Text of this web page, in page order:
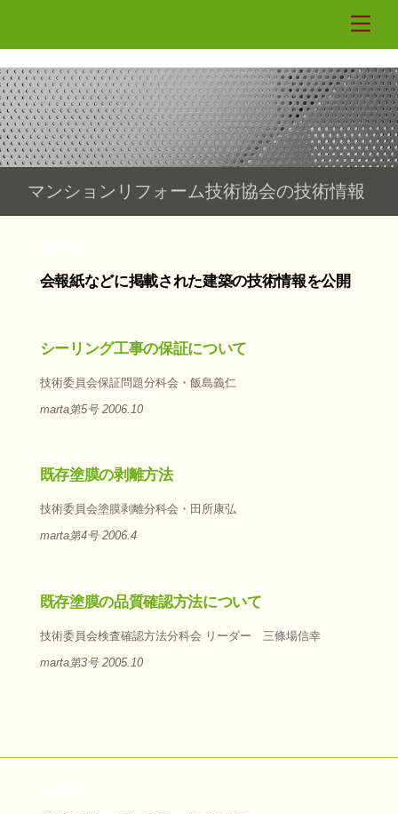
マンションリフォーム技術協会の技術情報
会報紙などに掲載された建築の技術情報を公開
シーリング工事の保証について
技術委員会保証問題分科会・飯島義仁
marta第5号 2006.10
既存塗膜の剥離方法
技術委員会塗膜剥離分科会・田所康弘
marta第4号 2006.4
既存塗膜の品質確認方法について
技術委員会検査確認方法分科会 リーダー 三條場信幸
marta第3号 2005.10